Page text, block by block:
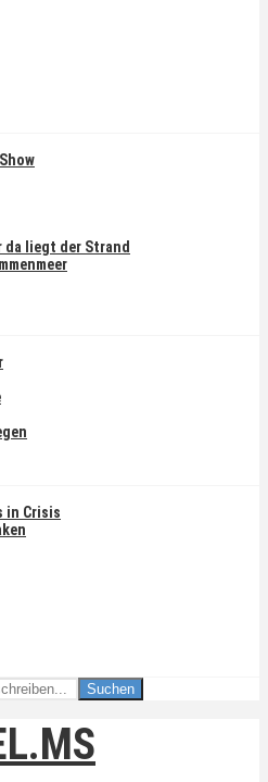
da liegt der Strand
in Crisis
Suchen